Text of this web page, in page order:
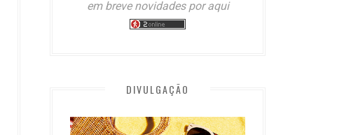
em breve novidades por aqui
DIVULGAÇÃO